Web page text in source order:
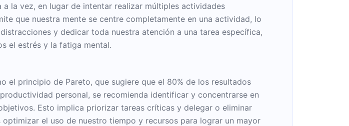
la vez, en lugar de intentar realizar múltiples actividades
que nuestra mente se centre completamente en una actividad, lo
y dedicar toda nuestra atención a una tarea específica,
el estrés y la fatiga mental.
principio de Pareto, que sugiere que el 80% de los resultados
personal, se recomienda identificar y concentrarse en
Esto implica priorizar tareas críticas y delegar o eliminar
el uso de nuestro tiempo y recursos para lograr un mayor